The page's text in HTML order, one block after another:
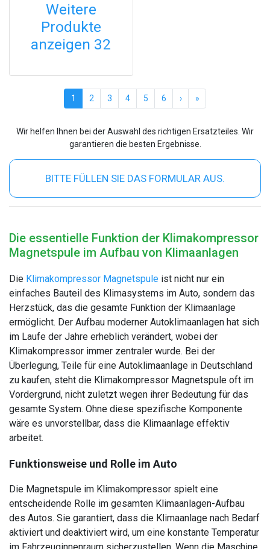
Weitere
Produkte
anzeigen 32
1 (current)
2 3 4 5 6 › »
Wir helfen Ihnen bei der Auswahl des richtigen Ersatzteiles. Wir
garantieren die besten Ergebnisse.
BITTE FÜLLEN SIE DAS FORMULAR AUS.
Die essentielle Funktion der Klimakompressor
Magnetspule im Aufbau von Klimaanlagen
Die Klimakompressor Magnetspule ist nicht nur ein
einfaches Bauteil des Klimasystems im Auto, sondern das
Herzstück, das die gesamte Funktion der Klimaanlage
ermöglicht. Der Aufbau moderner Autoklimaanlagen hat sich
im Laufe der Jahre erheblich verändert, wobei der
Klimakompressor immer zentraler wurde. Bei der
Überlegung, Teile für eine Autoklimaanlage in Deutschland
zu kaufen, steht die Klimakompressor Magnetspule oft im
Vordergrund, nicht zuletzt wegen ihrer Bedeutung für das
gesamte System. Ohne diese spezifische Komponente
wäre es unvorstellbar, dass die Klimaanlage effektiv
arbeitet.
Funktionsweise und Rolle im Auto
Die Magnetspule im Klimakompressor spielt eine
entscheidende Rolle im gesamten Klimaanlagen-Aufbau
des Autos. Sie garantiert, dass die Klimaanlage nach Bedarf
aktiviert und deaktiviert wird, um eine konstante Temperatur